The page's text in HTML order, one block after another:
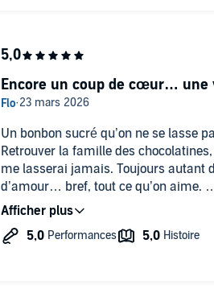
Un bonbon sucré qu’on ne se lasse
Retrouver la famille des
me lasserai jamais. Toujours autant
d’amour… bref, tout ce qu’on aime.
Team chocolatine forever ! 😍
Ena, à quand la suite ? 😉
Encore un coup de cœur… une